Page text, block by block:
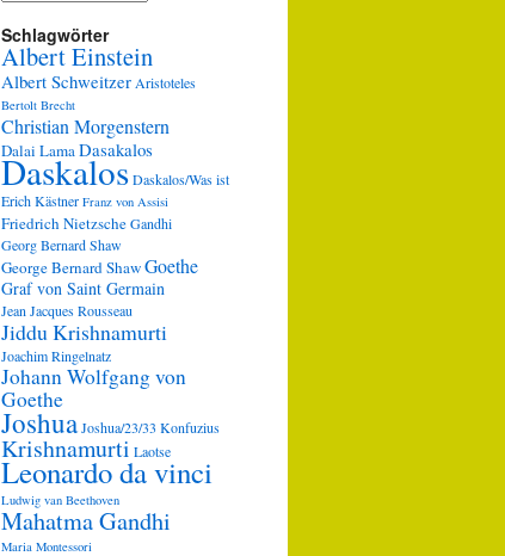
Schlagwörter
Albert Einstein
Albert Schweitzer Aristoteles
Bertolt Brecht
Christian Morgenstern
Dalai LamaDasakalos
DaskalosDaskalos/Was ist
Erich Kästner Franz von Assisi
Friedrich NietzscheGandhi
Georg Bernard Shaw
George Bernard ShawGoethe
Graf von Saint Germain
Jean Jacques Rousseau
Jiddu Krishnamurti
Joachim Ringelnatz
Johann Wolfgang von
Goethe
JoshuaJoshua/23/33 Konfuzius
Krishnamurti Laotse
Leonardo da vinci
Ludwig van Beethoven
Mahatma Gandhi
Maria Montessori